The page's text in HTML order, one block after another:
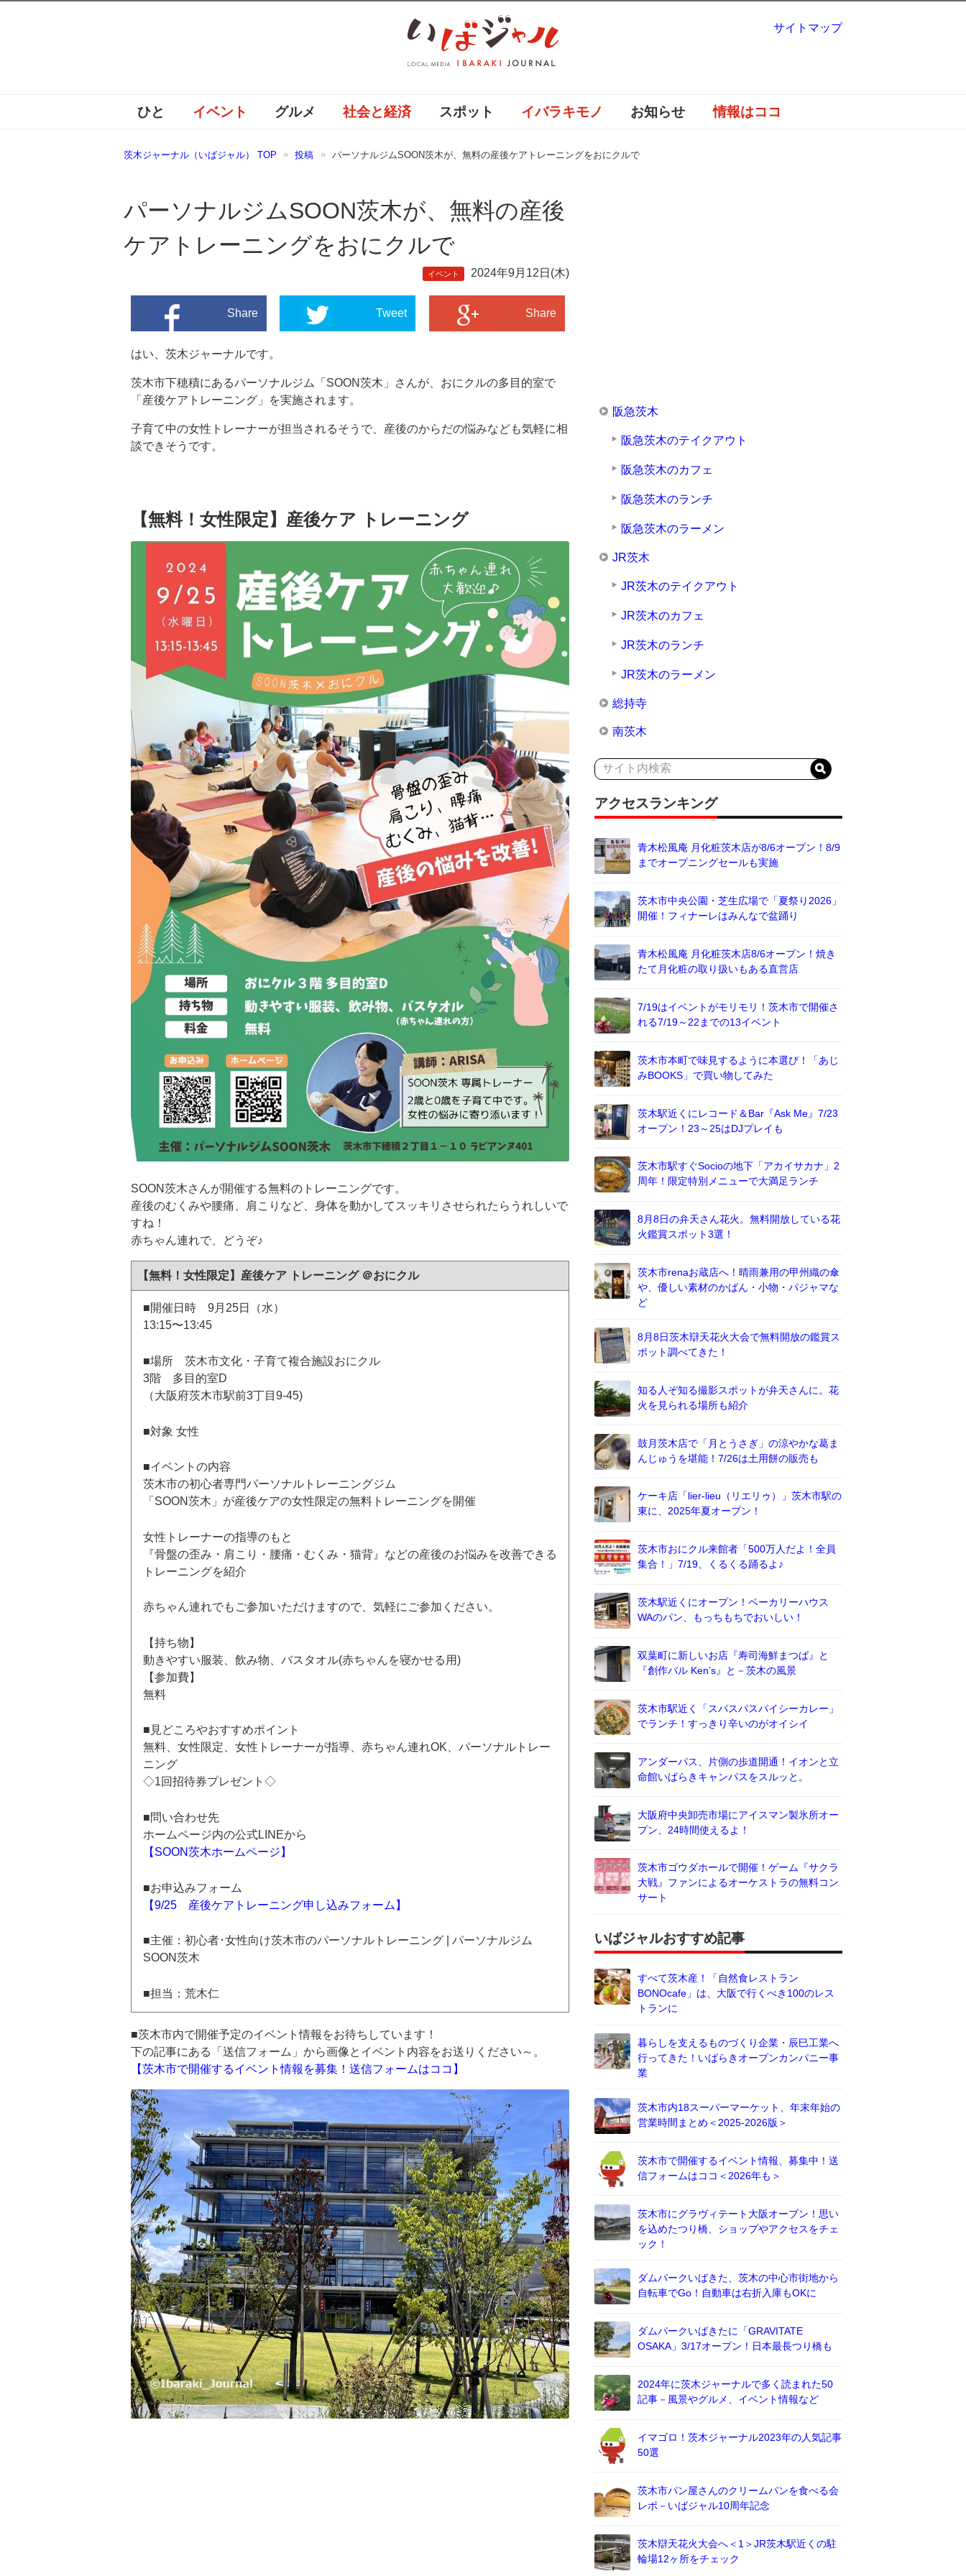
ひと イベント グルメ 社会と経済 スポット イバラキモノ お知らせ 情報はココ
茨木ジャーナル（いばジャル） TOP 投稿 パーソナルジムSOON茨木が、無料の産後ケアトレーニングをおにクルで
パーソナルジムSOON茨木が、無料の産後
ケアトレーニングをおにクルで
イベント 2024年9月12日(木)
Share Tweet Share
はい、茨木ジャーナルです。
茨木市下穂積にあるパーソナルジム「SOON茨木」さんが、おにクルの多目的室で
「産後ケアトレーニング」を実施されます。
子育て中の女性トレーナーが担当されるそうで、産後のからだの悩みなども気軽に相
談できそうです。
【無料！女性限定】産後ケア トレーニング
SOON茨木さんが開催する無料のトレーニングです。
産後のむくみや腰痛、肩こりなど、身体を動かしてスッキリさせられたらうれしいで
すね！
赤ちゃん連れで、どうぞ♪
【無料！女性限定】産後ケア トレーニング ＠おにクル
■開催日時 9月25日（水）
13:15〜13:45
■場所 茨木市文化・子育て複合施設おにクル
3階 多目的室D
（大阪府茨木市駅前3丁目9-45)
■対象 女性
■イベントの内容
茨木市の初心者専門パーソナルトレーニングジム
「SOON茨木」が産後ケアの女性限定の無料トレーニングを開催
女性トレーナーの指導のもと
『骨盤の歪み・肩こり・腰痛・むくみ・猫背』などの産後のお悩みを改善できる
トレーニングを紹介
赤ちゃん連れでもご参加いただけますので、気軽にご参加ください。
【持ち物】
動きやすい服装、飲み物、バスタオル(赤ちゃんを寝かせる用)
【参加費】
無料
■見どころやおすすめポイント
無料、女性限定、女性トレーナーが指導、赤ちゃん連れOK、パーソナルトレー
ニング
◇1回招待券プレゼント◇
■問い合わせ先
ホームページ内の公式LINEから
【SOON茨木ホームページ】
■お申込みフォーム
【9/25 産後ケアトレーニング申し込みフォーム】
■主催：初心者･女性向け茨木市のパーソナルトレーニング | パーソナルジム
SOON茨木
■担当：荒木仁
■茨木市内で開催予定のイベント情報をお待ちしています！
下の記事にある「送信フォーム」から画像とイベント内容をお送りください～。
【茨木市で開催するイベント情報を募集！送信フォームはココ】
阪急茨木
阪急茨木のテイクアウト
阪急茨木のカフェ
阪急茨木のランチ
阪急茨木のラーメン
JR茨木
JR茨木のテイクアウト
JR茨木のカフェ
JR茨木のランチ
JR茨木のラーメン
総持寺
南茨木
アクセスランキング
青木松風庵 月化粧茨木店が8/6オープン！8/9
までオープニングセールも実施
茨木市中央公園・芝生広場で「夏祭り2026」
開催！フィナーレはみんなで盆踊り
青木松風庵 月化粧茨木店8/6オープン！焼き
たて月化粧の取り扱いもある直営店
7/19はイベントがモリモリ！茨木市で開催さ
れる7/19～22までの13イベント
茨木市本町で味見するように本選び！「あじ
みBOOKS」で買い物してみた
茨木駅近くにレコード＆Bar『Ask Me』7/23
オープン！23～25はDJプレイも
茨木市駅すぐSocioの地下「アカイサカナ」2
周年！限定特別メニューで大満足ランチ
8月8日の弁天さん花火。無料開放している花
火鑑賞スポット3選！
茨木市renaお蔵店へ！晴雨兼用の甲州織の傘
や、優しい素材のかばん・小物・パジャマな
ど
8月8日茨木辯天花火大会で無料開放の鑑賞ス
ポット調べてきた！
知る人ぞ知る撮影スポットが弁天さんに。花
火を見られる場所も紹介
鼓月茨木店で「月とうさぎ」の涼やかな葛ま
んじゅうを堪能！7/26は土用餅の販売も
ケーキ店「lier-lieu（リエリゥ）」茨木市駅の
東に、2025年夏オープン！
茨木市おにクル来館者「500万人だよ！全員
集合！」7/19、くるくる踊るよ♪
茨木駅近くにオープン！ベーカリーハウス
WAのパン、もっちもちでおいしい！
双葉町に新しいお店『寿司海鮮まつば』と
『創作バル Ken’s』と－茨木の風景
茨木市駅近く「スパスパスパイシーカレー」
でランチ！すっきり辛いのがオイシイ
アンダーパス、片側の歩道開通！イオンと立
命館いばらきキャンパスをスルッと。
大阪府中央卸売市場にアイスマン製氷所オー
プン、24時間使えるよ！
茨木市ゴウダホールで開催！ゲーム『サクラ
大戦』ファンによるオーケストラの無料コン
サート
いばジャルおすすめ記事
すべて茨木産！「自然食レストラン
BONOcafe」は、大阪で行くべき100のレス
トランに
暮らしを支えるものづくり企業・辰巳工業へ
行ってきた！いばらきオープンカンパニー事
業
茨木市内18スーパーマーケット、年末年始の
営業時間まとめ＜2025-2026版＞
茨木市で開催するイベント情報、募集中！送
信フォームはココ＜2026年も＞
茨木市にグラヴィテート大阪オープン！思い
を込めたつり橋、ショップやアクセスをチェ
ック！
ダムパークいばきた、茨木の中心市街地から
自転車でGo！自動車は右折入庫もOKに
ダムパークいばきたに「GRAVITATE
OSAKA」3/17オープン！日本最長つり橋も
2024年に茨木ジャーナルで多く読まれた50
記事－風景やグルメ、イベント情報など
イマゴロ！茨木ジャーナル2023年の人気記事
50選
茨木市パン屋さんのクリームパンを食べる会
レポ－いばジャル10周年記念
茨木辯天花火大会へ＜1＞JR茨木駅近くの駐
輪場12ヶ所をチェック
サイトマップ